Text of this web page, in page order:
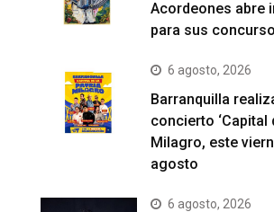
Acordeones abre
para sus
6 agosto, 2026
Barranquilla
concierto ‘Capital
Milagro, este
agosto
6 agosto, 2026